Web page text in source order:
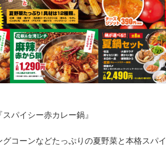
パイシー赤カレー鍋』
コーンなどたっぷりの夏野菜と本格スパ